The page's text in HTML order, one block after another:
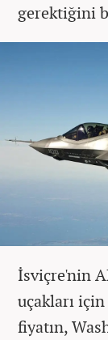
gerektiğini
İsviçre'nin
uçakları
fiyatın,